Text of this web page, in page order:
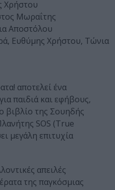
Χρήστου
Μωραΐτης
Αποστόλου
Ευθύμης Χρήστου, Τώνια
αποτελεί ένα
παιδιά και εφήβους,
βιβλίο της Σουηδής
SOS (True
μεγάλη επιτυχία
απειλές
της παγκόσμιας